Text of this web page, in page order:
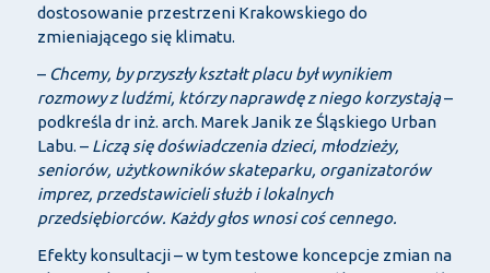
dostosowanie przestrzeni Krakowskiego do
zmieniającego się klimatu.
– Chcemy, by przyszły kształt placu był wynikiem
rozmowy z ludźmi, którzy naprawdę z niego korzystają–
podkreśla dr inż. arch. Marek Janik ze Śląskiego Urban
Labu. – Liczą się doświadczenia dzieci, młodzieży,
seniorów, użytkowników skateparku, organizatorów
imprez, przedstawicieli służb i lokalnych
przedsiębiorców. Każdy głos wnosi coś cennego.
Efekty konsultacji – w tym testowe koncepcje zmian na